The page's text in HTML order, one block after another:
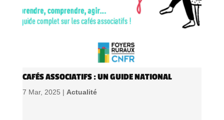
CAFÉS ASSOCIATIFS : UN GUIDE NATIONAL
7 Mar, 2025 | Actualité